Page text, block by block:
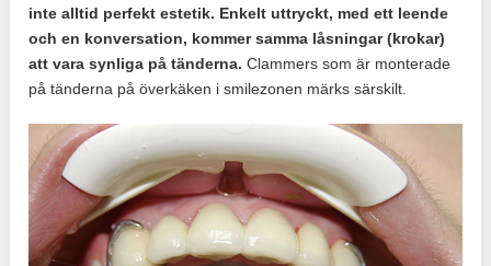
inte alltid perfekt estetik. Enkelt uttryckt, med ett leende
och en konversation, kommer samma låsningar (krokar)
att vara synliga på tänderna. Clammers som är monterade
på tänderna på överkäken i smilezonen märks särskilt.